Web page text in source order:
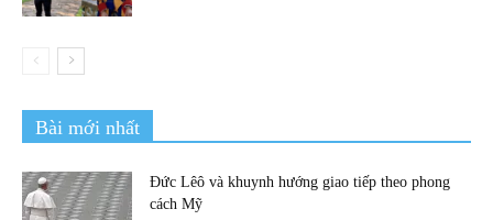
Bài mới nhất
Đức Lêô và khuynh hướng giao tiếp theo phong
cách Mỹ